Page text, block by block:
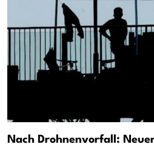
Nach Drohnenvorfall: